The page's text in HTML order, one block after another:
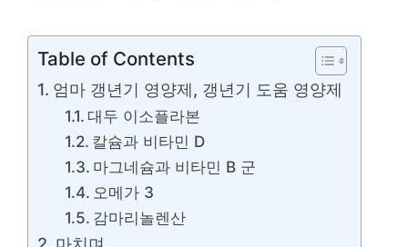
Table of Contents
엄마 갱년기 영양제, 갱년기 도움 영양제
대두 이소플라본
칼슘과 비타민 D
마그네슘과 비타민 B 군
오메가 3
감마리놀렌산